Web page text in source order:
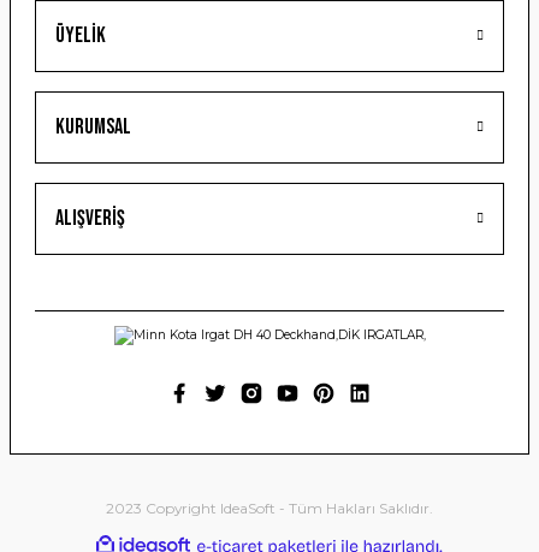
Gönder
Üyelik
Kurumsal
Alışveriş
2023 Copyright IdeaSoft - Tüm Hakları Saklıdır.
ideasoft e-